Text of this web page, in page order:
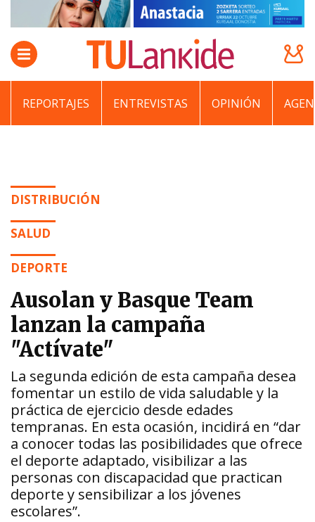
REPORTAJES ENTREVISTAS OPINIÓN
DISTRIBUCIÓN
SALUD
DEPORTE
Ausolan y Basque Team
lanzan la campaña
"Actívate"
La segunda edición de esta campaña desea
fomentar un estilo de vida saludable y la
práctica de ejercicio desde edades
tempranas. En esta ocasión, incidirá en “dar
a conocer todas las posibilidades que ofrece
el deporte adaptado, visibilizar a las
personas con discapacidad que practican
deporte y sensibilizar a los jóvenes
escolares”.